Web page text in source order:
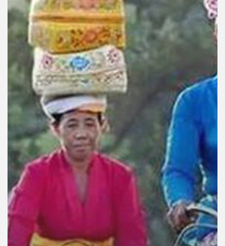
ของ
บทความ
ข่าว
และ
กิจกรรม
เกี่ยว
กับ
เรา